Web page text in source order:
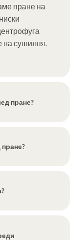
пране на
на сушилня.
пране?